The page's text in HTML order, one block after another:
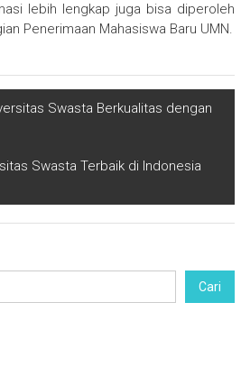
lebih lengkap juga bisa diperoleh
Penerimaan Mahasiswa Baru UMN.
Swasta Berkualitas dengan
Swasta Terbaik di Indonesia
Cari